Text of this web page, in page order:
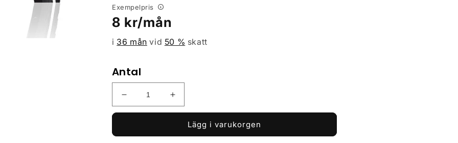
Exempelpris
Ordinarie
pris
8 kr/mån
i 36 mån vid 50 % skatt
Antal
Minska
kvantitet
Öka
kvantitet
Cykeldäck
Lägg i varukorgen